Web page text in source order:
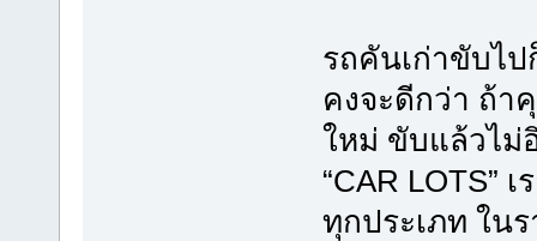
รถคันเก่าขับไป
คงจะดีกว่า ถ้า
ใหม่ ขับแล้วไม่
“CAR LOTS”
ทุกประเภท ใน